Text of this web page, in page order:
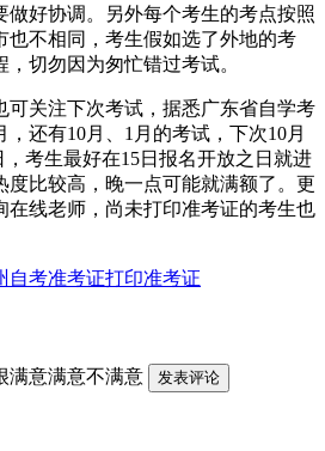
做好协调。另外每个考生的考点按照
也不相同，考生假如选了外地的考
切勿因为匆忙错过考试。
关注下次考试，据悉广东省自学考
还有10月、1月的考试，下次10月
，考生最好在15日报名开放之日就进
度比较高，晚一点可能就满额了。更
在线老师，尚未打印准考证的考生也
自考准考证打印准考证
满意满意不满意